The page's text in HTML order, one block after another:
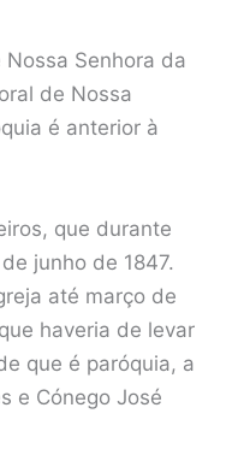
Senhora da
de Nossa
é anterior à
que durante
junho de 1847.
até março de
haveria de levar
que é paróquia, a
e Cónego José